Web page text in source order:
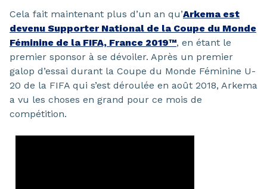
Cela fait maintenant plus d’un an qu’Arkema est
devenu Supporter National de la Coupe du Monde
Féminine de la FIFA, France 2019™, en étant le
premier sponsor à se dévoiler. Après un premier
galop d’essai durant la Coupe du Monde Féminine U-
20 de la FIFA qui s’est déroulée en août 2018, Arkema
a vu les choses en grand pour ce mois de
compétition.